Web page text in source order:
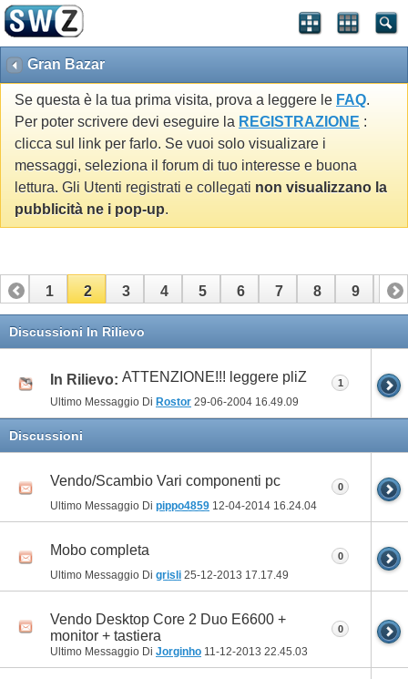
Gran Bazar
Se questa è la tua prima visita, prova a leggere le FAQ.
Per poter scrivere devi eseguire la REGISTRAZIONE :
clicca sul link per farlo. Se vuoi solo visualizare i
messaggi, seleziona il forum di tuo interesse e buona
lettura. Gli Utenti registrati e collegati non visualizzano la
pubblicità ne i pop-up.
1 2 3 4 5 6 7 8 9 10
11 12 13
Discussioni In Rilievo
In Rilievo: ATTENZIONE!!! leggere pliZ
Ultimo Messaggio Di Rostor 29-06-2004 16.49.09
1
Discussioni
Vendo/Scambio Vari componenti pc
Ultimo Messaggio Di pippo4859 12-04-2014 16.24.04
0
Mobo completa
Ultimo Messaggio Di grisli 25-12-2013 17.17.49
0
Vendo Desktop Core 2 Duo E6600 +
monitor + tastiera
Ultimo Messaggio Di Jorginho 11-12-2013 22.45.03
0